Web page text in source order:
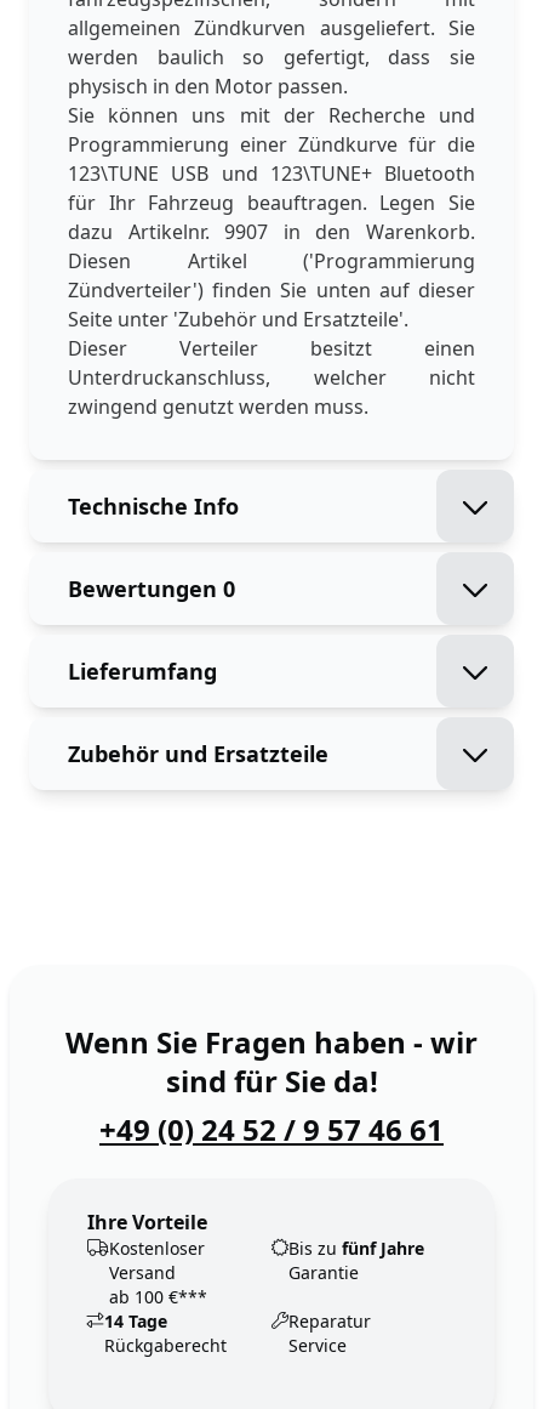
allgemeinen Zündkurven ausgeliefert. Sie
werden baulich so gefertigt, dass sie
physisch in den Motor passen.
Sie können uns mit der Recherche und
Programmierung einer Zündkurve für die
123\TUNE USB und 123\TUNE+ Bluetooth
für Ihr Fahrzeug beauftragen. Legen Sie
dazu Artikelnr. 9907 in den Warenkorb.
Diesen Artikel ('Programmierung
Zündverteiler') finden Sie unten auf dieser
Seite unter 'Zubehör und Ersatzteile'.
Dieser Verteiler besitzt einen
Unterdruckanschluss, welcher nicht
zwingend genutzt werden muss.
Technische Info
Bewertungen 0
Lieferumfang
Zubehör und Ersatzteile
Wenn Sie Fragen haben - wir
sind für Sie da!
+49 (0) 24 52 / 9 57 46 61
Ihre Vorteile
Kostenloser
Versand
ab 100 €***
Bis zu fünf Jahre
Garantie
14 Tage
Rückgaberecht
Reparatur
Service